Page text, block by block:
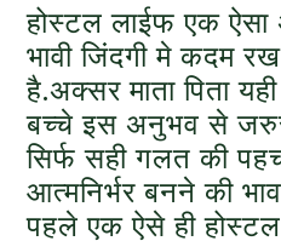
होस्टल लाईफ एक ऐसा
भावी जिंदगी मे कदम
है.अक्सर माता पिता
बच्चे इस अनुभव से जरुर
सिर्फ सही गलत की
आत्मनिर्भर बनने की
पहले एक ऐसे ही